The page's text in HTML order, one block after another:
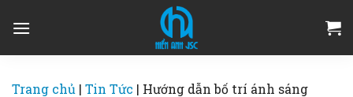
Trang chủ | Tin Tức | Hướng dẫn bố trí ánh sáng